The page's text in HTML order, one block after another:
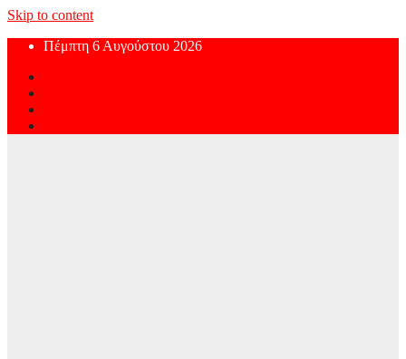
Skip to content
Πέμπτη 6 Αυγούστου 2026